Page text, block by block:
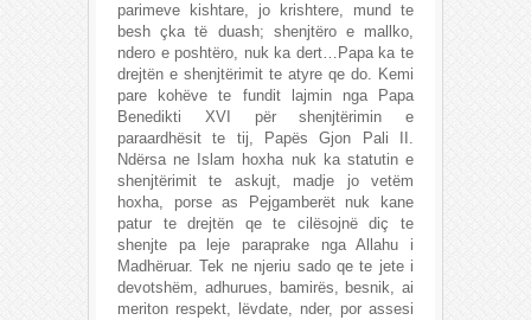
parimeve kishtare, jo krishtere, mund te
besh çka të duash; shenjtëro e mallko,
ndero e poshtëro, nuk ka dert…Papa ka te
drejtën e shenjtërimit te atyre qe do. Kemi
pare kohëve te fundit lajmin nga Papa
Benedikti XVI për shenjtërimin e
paraardhësit te tij, Papës Gjon Pali II.
Ndërsa ne Islam hoxha nuk ka statutin e
shenjtërimit te askujt, madje jo vetëm
hoxha, porse as Pejgamberët nuk kane
patur te drejtën qe te cilësojnë diç te
shenjte pa leje paraprake nga Allahu i
Madhëruar. Tek ne njeriu sado qe te jete i
devotshëm, adhurues, bamirës, besnik, ai
meriton respekt, lëvdate, nder, por assesi